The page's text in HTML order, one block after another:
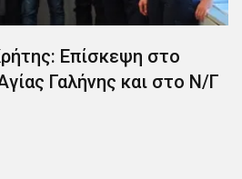
Επίσκεψη στο
Γαλήνης και στο Ν/Γ